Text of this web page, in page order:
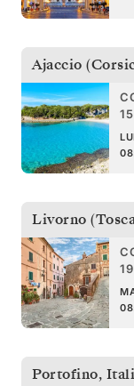
Ajaccio
Livorno
Portofino,